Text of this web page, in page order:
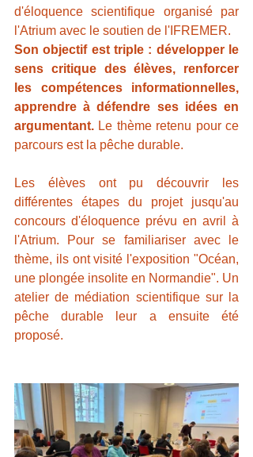
d'éloquence scientifique organisé par
l'Atrium avec le soutien de l'IFREMER.
Son objectif est triple : développer le
sens critique des élèves, renforcer
les compétences informationnelles,
apprendre à défendre ses idées en
argumentant. Le thème retenu pour ce
parcours est la pêche durable.
Les élèves ont pu découvrir les
différentes étapes du projet jusqu'au
concours d'éloquence prévu en avril à
l'Atrium. Pour se familiariser avec le
thème, ils ont visité l'exposition "Océan,
une plongée insolite en Normandie". Un
atelier de médiation scientifique sur la
pêche durable leur a ensuite été
proposé.